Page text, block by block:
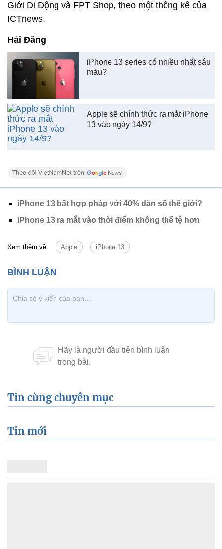
Giới Di Động và FPT Shop, theo một thống kê của
ICTnews.
Hải Đăng
iPhone 13 series có nhiều nhất sáu
màu?
Apple sẽ chính thức ra mắt iPhone
13 vào ngày 14/9?
iPhone 13 bất hợp pháp với 40% dân số thế giới?
iPhone 13 ra mắt vào thời điểm không thể tệ hơn
Xem thêm về: Apple iPhone 13
Tin cùng chuyên mục
Tin mới